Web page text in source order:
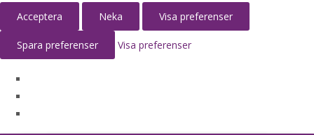
Acceptera Neka Visa preferenser
Spara preferenser Visa preferenser